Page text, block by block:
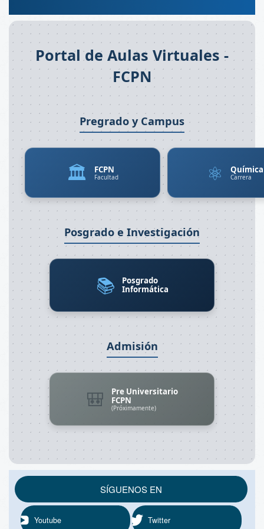
Portal de Aulas Virtuales -
FCPN
Pregrado y Campus
🏛️ FCPN
Facultad ⚛️ Química
Carrera
Posgrado e Investigación
📚
Posgrado
Informática
Admisión
🎒
Pre Universitario
FCPN
(Próximamente)
SÍGUENOS EN
Youtube Twitter